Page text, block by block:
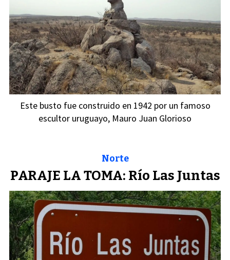
Este busto fue construido en 1942 por un famoso
escultor uruguayo, Mauro Juan Glorioso
PARAJE LA TOMA: Río Las Juntas
Norte